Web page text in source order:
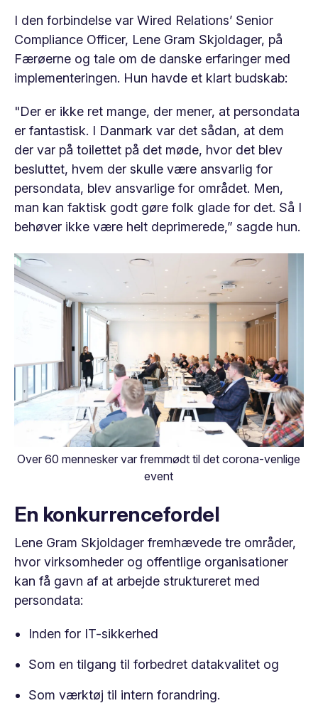
I den forbindelse var Wired Relations’ Senior
Compliance Officer, Lene Gram Skjoldager, på
Færøerne og tale om de danske erfaringer med
implementeringen. Hun havde et klart budskab:
"Der er ikke ret mange, der mener, at persondata
er fantastisk. I Danmark var det sådan, at dem
der var på toilettet på det møde, hvor det blev
besluttet, hvem der skulle være ansvarlig for
persondata, blev ansvarlige for området. Men,
man kan faktisk godt gøre folk glade for det. Så I
behøver ikke være helt deprimerede,” sagde hun.
Over 60 mennesker var fremmødt til det corona-venlige
event
En konkurrencefordel
Lene Gram Skjoldager fremhævede tre områder,
hvor virksomheder og offentlige organisationer
kan få gavn af at arbejde struktureret med
persondata:
Inden for IT-sikkerhed
Som en tilgang til forbedret datakvalitet og
Som værktøj til intern forandring.